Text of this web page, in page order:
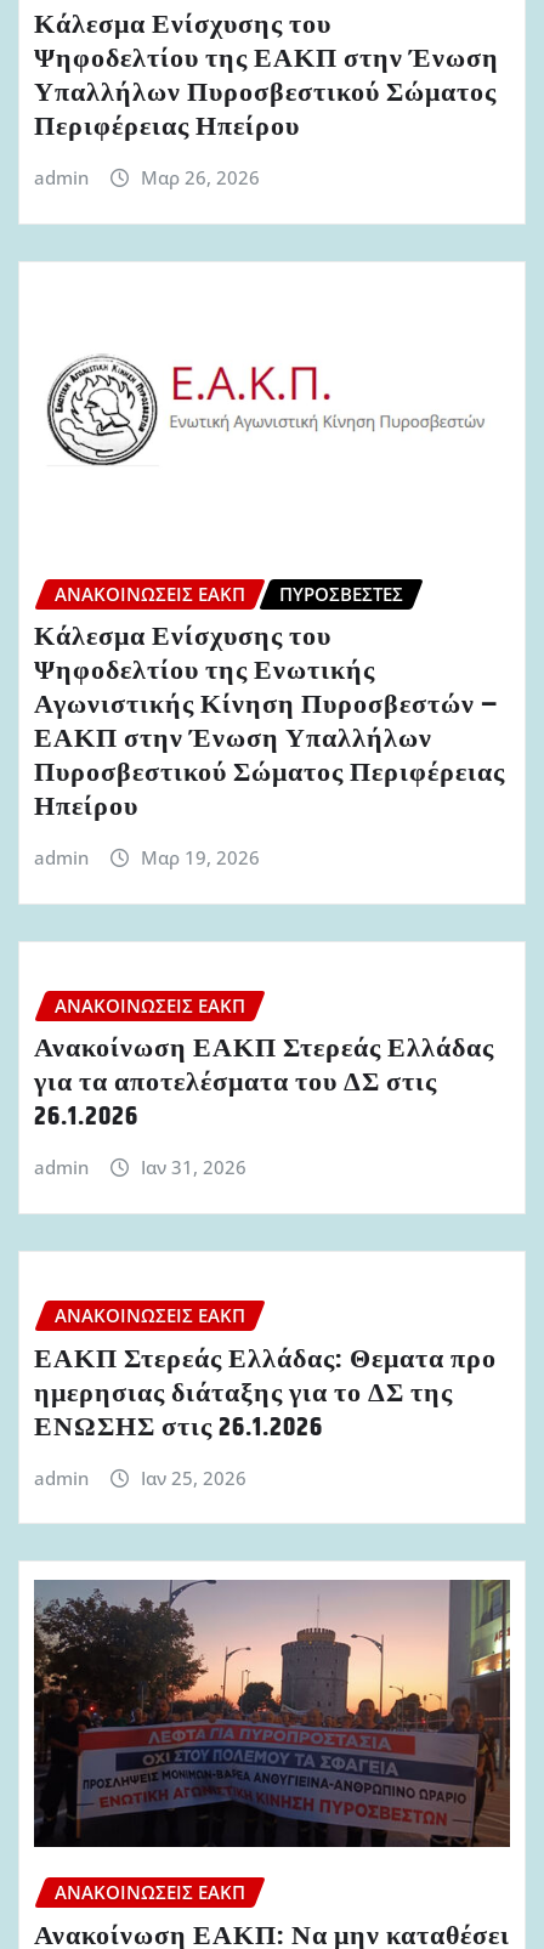
Κάλεσμα Ενίσχυσης του
Ψηφοδελτίου της ΕΑΚΠ στην Ένωση
Υπαλλήλων Πυροσβεστικού Σώματος
Περιφέρειας Ηπείρου
admin Μαρ 26, 2026
ΑΝΑΚΟΙΝΏΣΕΙΣ ΕΑΚΠ ΠΥΡΟΣΒΈΣΤΕΣ
Κάλεσμα Ενίσχυσης του
Ψηφοδελτίου της Ενωτικής
Αγωνιστικής Κίνηση Πυροσβεστών –
ΕΑΚΠ στην Ένωση Υπαλλήλων
Πυροσβεστικού Σώματος Περιφέρειας
Ηπείρου
admin Μαρ 19, 2026
ΑΝΑΚΟΙΝΏΣΕΙΣ ΕΑΚΠ
Ανακοίνωση ΕΑΚΠ Στερεάς Ελλάδας
για τα αποτελέσματα του ΔΣ στις
26.1.2026
admin Ιαν 31, 2026
ΑΝΑΚΟΙΝΏΣΕΙΣ ΕΑΚΠ
ΕΑΚΠ Στερεάς Ελλάδας: Θεματα προ
ημερησιας διάταξης για το ΔΣ της
ΕΝΩΣΗΣ στις 26.1.2026
admin Ιαν 25, 2026
ΑΝΑΚΟΙΝΏΣΕΙΣ ΕΑΚΠ
Ανακοίνωση ΕΑΚΠ: Να μην καταθέσει